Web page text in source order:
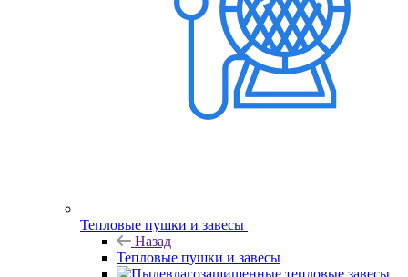
Тепловые пушки и завесы
Назад
Тепловые пушки и завесы